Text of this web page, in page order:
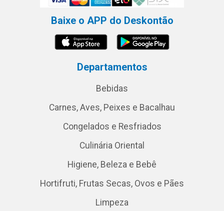
Baixe o APP do Deskontão
Departamentos
Bebidas
Carnes, Aves, Peixes e Bacalhau
Congelados e Resfriados
Culinária Oriental
Higiene, Beleza e Bebê
Hortifruti, Frutas Secas, Ovos e Pães
Limpeza